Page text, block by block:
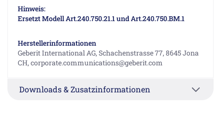
Hinweis:
Ersetzt Modell Art.240.750.21.1 und Art.240.750.BM.1
Herstellerinformationen
Geberit International AG, Schachenstrasse 77, 8645 Jona
CH, corporate.communications@geberit.com
Downloads & Zusatzinformationen